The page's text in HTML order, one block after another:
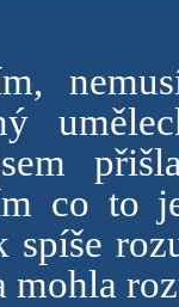
co to
spíše
mohla